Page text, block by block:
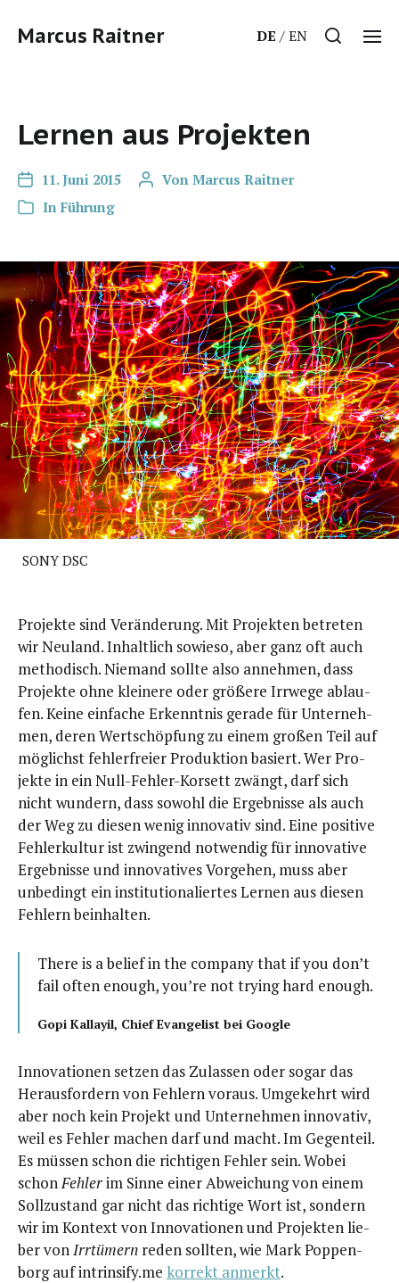
Marcus Raitner DE EN
Lernen aus Projekten
11. Juni 2015 Von Marcus Raitner
In Führung
SONY DSC
Projek­te sind Ver­än­de­rung. Mit Pro­jek­ten betre­ten
wir Neu­land. Inhalt­lich sowie­so, aber ganz oft auch
metho­disch. Nie­mand soll­te also anneh­men, dass
Pro­jek­te ohne klei­ne­re oder grö­ße­re Irr­we­ge ablau­
fen. Kei­ne ein­fa­che Erkennt­nis gera­de für Unter­neh­
men, deren Wert­schöp­fung zu einem gro­ßen Teil auf
mög­lichst feh­ler­frei­er Pro­duk­ti­on basiert. Wer Pro­
jek­te in ein Null-Feh­ler-Kor­sett zwängt, darf sich
nicht wun­dern, dass sowohl die Ergeb­nis­se als auch
der Weg zu die­sen wenig inno­va­tiv sind. Eine posi­ti­ve
Feh­ler­kul­tur ist zwin­gend not­wen­dig für inno­va­ti­ve
Ergeb­nis­se und inno­va­ti­ves Vor­ge­hen, muss aber
unbe­dingt ein insti­tu­tio­na­lier­tes Ler­nen aus die­sen
Feh­lern beinhalten.
The­re is a belief in the com­pa­ny that if you don’t
fail often enough, you’re not try­ing hard enough.
Gopi Kal­lay­il, Chief Evan­ge­list bei Google
Inno­va­tio­nen set­zen das Zulas­sen oder sogar das
Her­aus­for­dern von Feh­lern vor­aus. Umge­kehrt wird
aber noch kein Pro­jekt und Unter­neh­men inno­va­tiv,
weil es Feh­ler machen darf und macht. Im Gegen­teil.
Es müs­sen schon die rich­ti­gen Feh­ler sein. Wobei
schonFeh­lerim Sin­ne einer Abwei­chung von einem
Soll­zu­stand gar nicht das rich­ti­ge Wort ist, son­dern
wir im Kon­text von Inno­va­tio­nen und Pro­jek­ten lie­
ber vonIrr­tü­mern reden soll­ten, wie Mark Pop­pen­
borg auf intrinsify.me kor­rekt anmerkt.